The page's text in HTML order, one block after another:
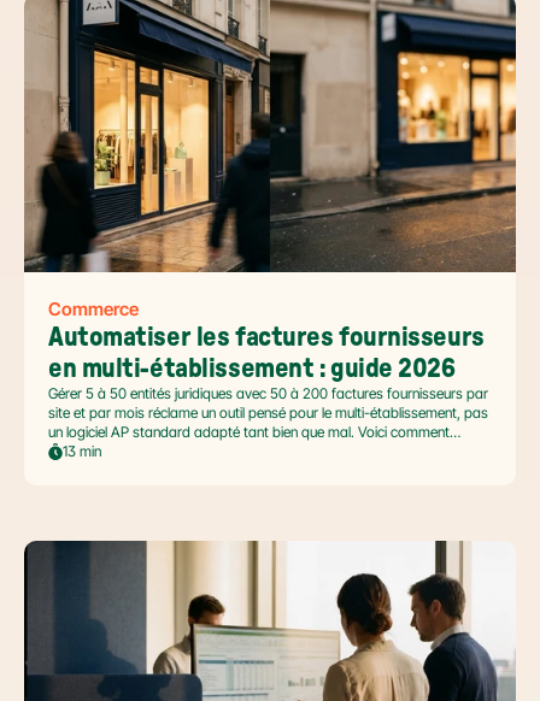
Commerce
Automatiser les factures fournisseurs
en multi-établissement : guide 2026
Gérer 5 à 50 entités juridiques avec 50 à 200 factures fournisseurs par
site et par mois réclame un outil pensé pour le multi-établissement, pas
un logiciel AP standard adapté tant bien que mal. Voici comment
automatiser sans casser la gouvernance locale, capturer le levier BFR
13 min